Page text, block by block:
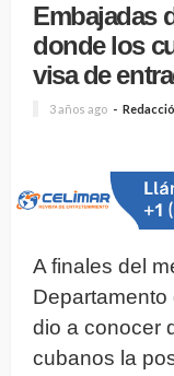
Embajadas
donde los
visa de
3 años ago
A finales del
dio a conocer
cubanos la